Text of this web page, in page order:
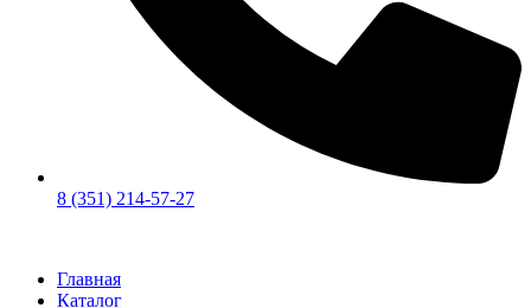
8 (351) 214-57-27
Главная
Каталог